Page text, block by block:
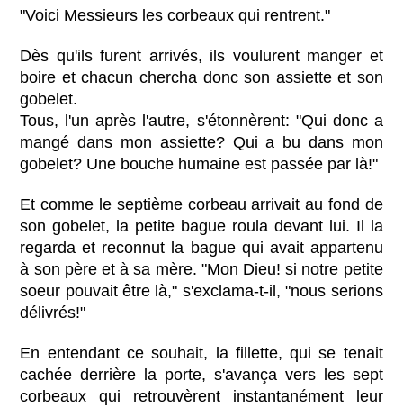
"Voici Messieurs les corbeaux qui rentrent."
Dès qu'ils furent arrivés, ils voulurent manger et
boire et chacun chercha donc son assiette et son
gobelet.
Tous, l'un après l'autre, s'étonnèrent: "Qui donc a
mangé dans mon assiette? Qui a bu dans mon
gobelet? Une bouche humaine est passée par là!"
Et comme le septième corbeau arrivait au fond de
son gobelet, la petite bague roula devant lui. Il la
regarda et reconnut la bague qui avait appartenu
à son père et à sa mère. "Mon Dieu! si notre petite
soeur pouvait être là," s'exclama-t-il, "nous serions
délivrés!"
En entendant ce souhait, la fillette, qui se tenait
cachée derrière la porte, s'avança vers les sept
corbeaux qui retrouvèrent instantanément leur